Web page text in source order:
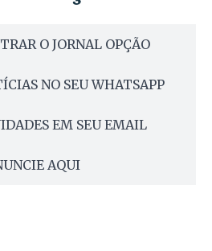
O JORNAL OPÇÃO
NO SEU WHATSAPP
EM SEU EMAIL
AQUI